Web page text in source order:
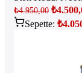
₺4.950,00 ₺
Sepette: ₺